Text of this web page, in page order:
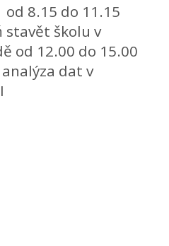
8.15 do 11.15
stavět školu v
od 12.00 do 15.00
dat v